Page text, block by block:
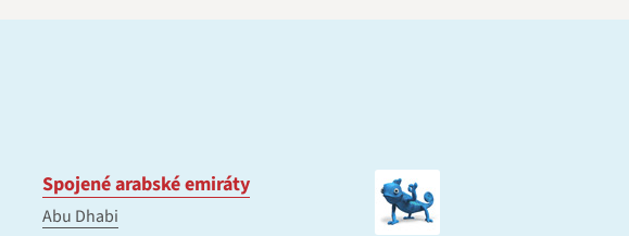
Spojené arabské emiráty
Abu Dhabi